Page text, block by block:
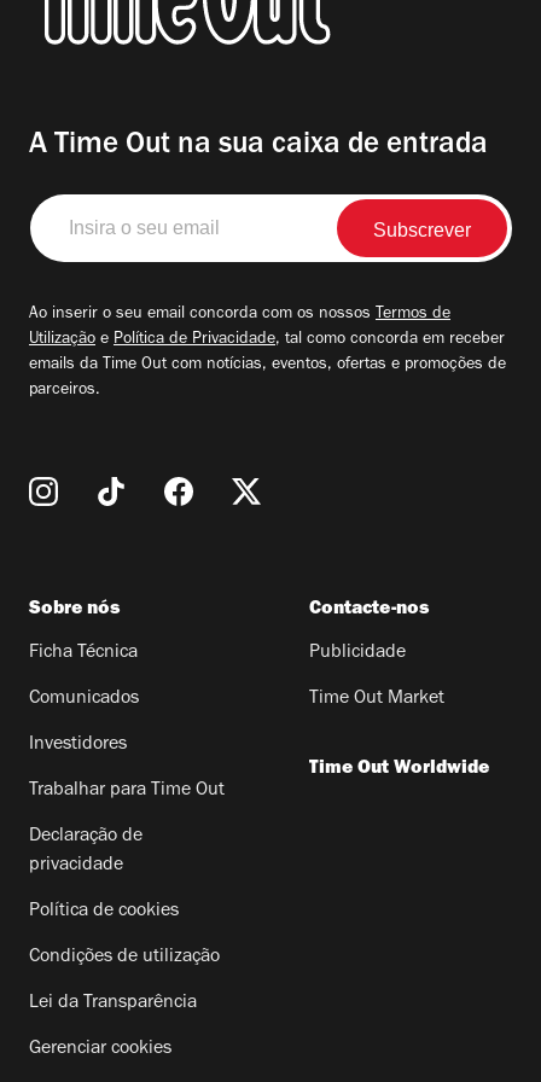
A Time Out na sua caixa de entrada
Insira
o
seu
Ao inserir o seu email concorda com os nossos Termos de
Utilização e Política de Privacidade, tal como concorda em receber
emails da Time Out com notícias, eventos, ofertas e promoções de
parceiros.
Sobre nós
Ficha Técnica
Comunicados
Investidores
Trabalhar para Time Out
Declaração de
privacidade
Política de cookies
Condições de utilização
Lei da Transparência
Gerenciar cookies
Contacte-nos
Publicidade
Time Out Market
Time Out Worldwide